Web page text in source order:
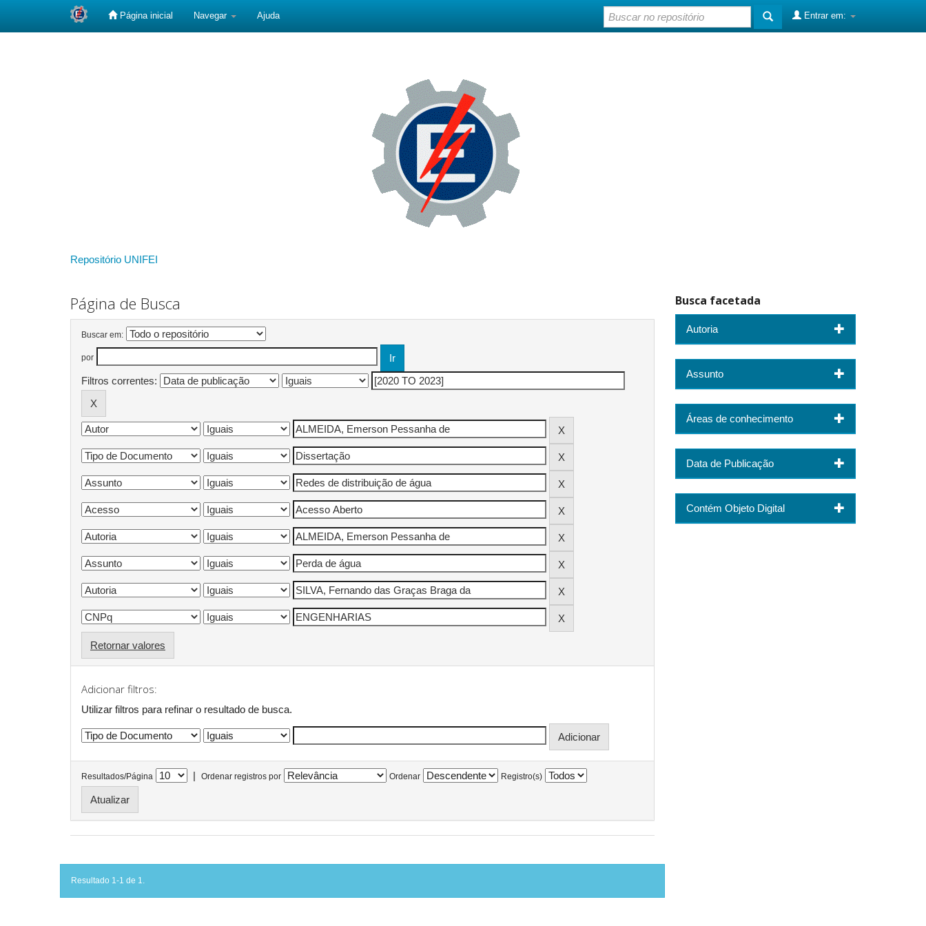
Página inicial Navegar Ajuda Entrar em:
Repositório UNIFEI
Página de Busca
Buscar em:
por
Filtros correntes:
Retornar valores
Adicionar filtros:
Utilizar filtros para refinar o resultado de busca.
Resultados/Página | Ordenar registros por Ordenar Registro(s)
Resultado 1-1 de 1.
Busca facetada
Autoria
Assunto
Áreas de conhecimento
Data de Publicação
Contém Objeto Digital